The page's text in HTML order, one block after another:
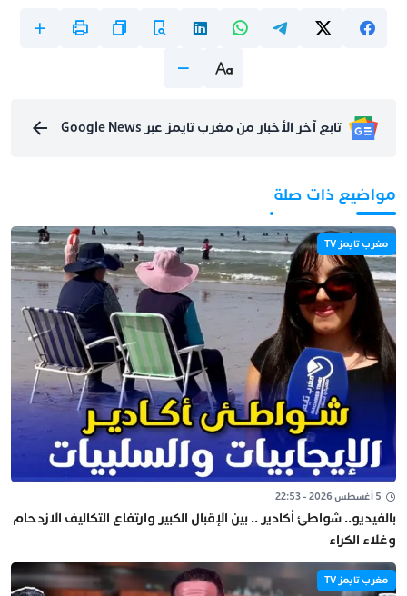
تابع آخر الأخبار من مغرب تايمز عبر Google News
مواضيع ذات صلة
مغرب تايمز TV
5 أغسطس 2026 - 22:53
بالفيديو.. شواطئ أكادير .. بين الإقبال الكبير وارتفاع التكاليف الازدحام
وغلاء الكراء
مغرب تايمز TV